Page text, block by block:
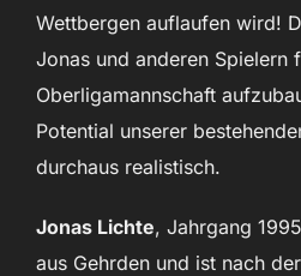
Wettbergen auflaufen wird!
Jonas und anderen Spielern
Oberligamannschaft
Potential unserer
durchaus realistisch.
Jonas Lichte, Jahrgang
aus Gehrden und ist nach